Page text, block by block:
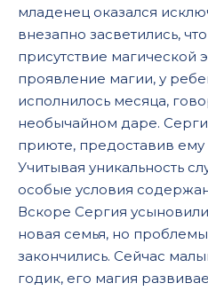
младенец оказался
внезапно засветились,
присутствие магической
проявление магии, у
исполнилось месяца,
необычайном даре.
приюте, предоставив
Учитывая уникальность
особые условия
Вскоре Сергия
новая семья, но
закончились. Сейчас
годик, его магия